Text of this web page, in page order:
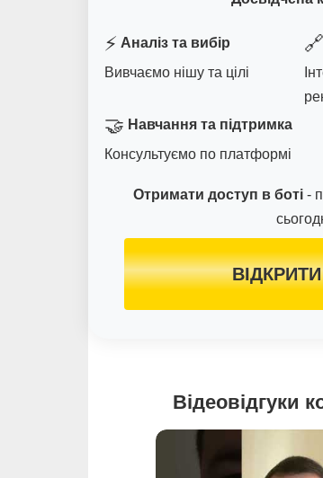
⚡ Аналіз та вибір
Вивчаємо нішу та цілі
🔗
🤝 Навчання та підтримка
Консультуємо по платформі
Отримати доступ в боті -
Відеовідгуки